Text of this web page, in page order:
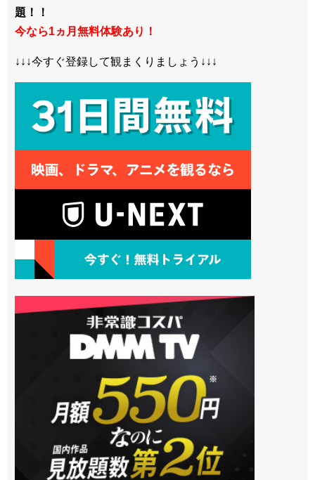
題！！
今なら1ヵ月無料体験あり！
↓↓↓今すぐ登録して観まくりましょう↓↓↓